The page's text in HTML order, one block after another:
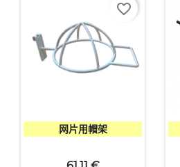
快速查看
网片用帽架
favorite_border